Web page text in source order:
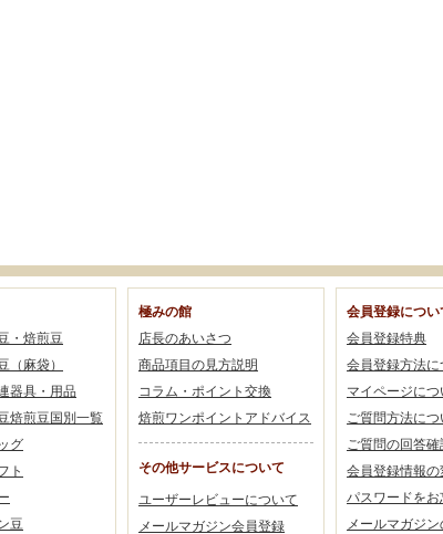
・焙煎豆
（麻袋）
器具・用品
焙煎豆国別一覧
グ
ト
豆
極みの館
店長のあいさつ
商品項目の見方説明
コラム・ポイント交換
焙煎ワンポイントアドバイス
その他サービスについて
ユーザーレビューについて
メールマガジン会員登録
会員登録につい
会員登録特典
会員登録方法に
マイページにつ
ご質問方法につ
ご質問の回答
会員登録情報の
パスワードを
メールマガジ